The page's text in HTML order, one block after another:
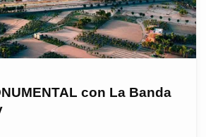
con La Banda